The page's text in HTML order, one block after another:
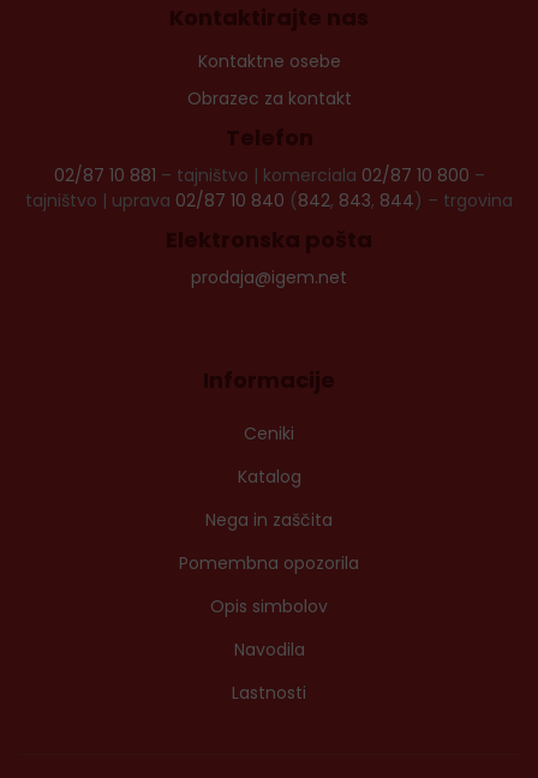
Kontaktirajte nas
Kontaktne osebe
Obrazec za kontakt
Telefon
02/87 10 881 – tajništvo | komerciala 02/87 10 800 –
tajništvo | uprava 02/87 10 840 (842, 843, 844) – trgovina
Elektronska pošta
prodaja@igem.net
Informacije
Ceniki
Katalog
Nega in zaščita
Pomembna opozorila
Opis simbolov
Navodila
Lastnosti